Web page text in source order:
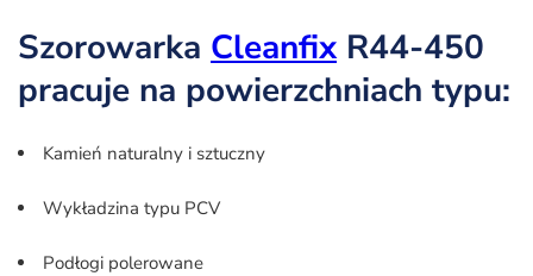
Szorowarka CleanfixR44-450
pracuje na powierzchniach typu:
Kamień naturalny i sztuczny
Wykładzina typu PCV
Podłogi polerowane